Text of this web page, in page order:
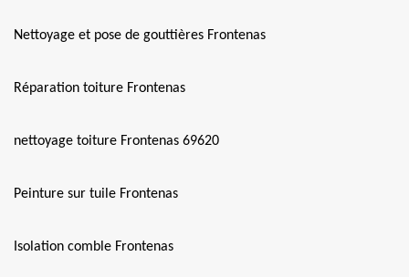
Nettoyage et pose de gouttières Frontenas
Réparation toiture Frontenas
nettoyage toiture Frontenas 69620
Peinture sur tuile Frontenas
Isolation comble Frontenas